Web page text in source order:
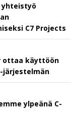
yhteistyö
C7 Projects
ottaa käyttöön
järjestelmän
ylpeänä C-